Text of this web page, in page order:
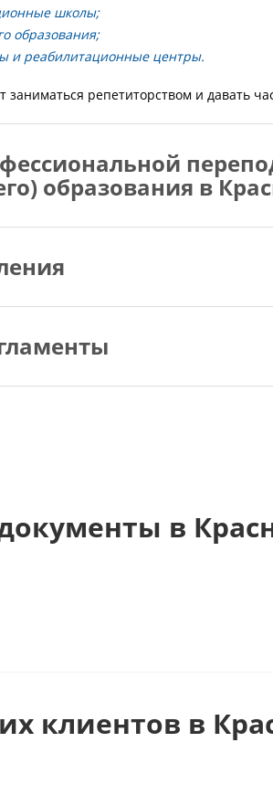
школы;
образования;
и реабилитационные центры.
заниматься репетиторством и давать
образования в
в
клиентов в